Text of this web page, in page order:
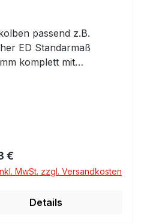
passend z.B.
ED Standarmaß
komplett mit
Preis:
€
MwSt. zzgl. Versandkosten
Details